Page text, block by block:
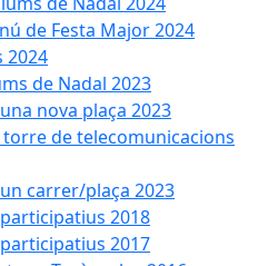
de Festa Major 2024
2024
de Nadal 2023
nova plaça 2023
torre de telecomunicacions
carrer/plaça 2023
2018
2017